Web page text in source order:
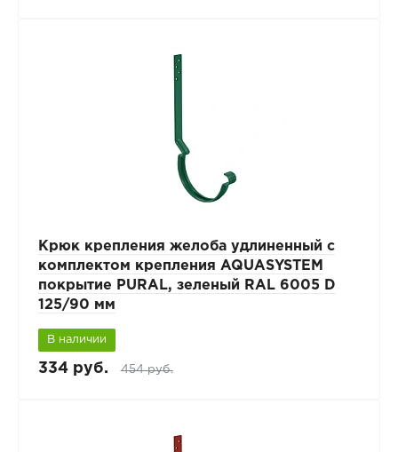
Крюк крепления желоба удлиненный с
комплектом крепления AQUASYSTEM
покрытие PURAL, зеленый RAL 6005 D
125/90 мм
В наличии
334 руб. 454 руб.